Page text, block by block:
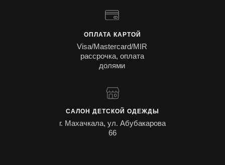
ОПЛАТА КАРТОЙ
Visa/Mastercard/MIR
рассрочка, оплата
долями
САЛОН ДЕТСКОЙ ОДЕЖДЫ
г. Махачкала, ул. Абубакарова
66